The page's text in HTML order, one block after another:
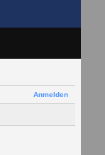
Anmelden